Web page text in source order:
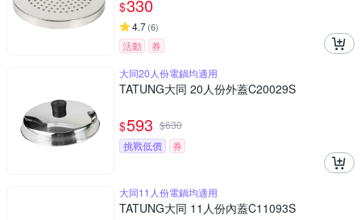
$330
4.7(6)
活動
券
大同20人份電鍋均適用
TATUNG大同 20人份外蓋C20029S
$593 $630
挑戰低價
券
大同11人份電鍋均適用
TATUNG大同 11人份內蓋C11093S